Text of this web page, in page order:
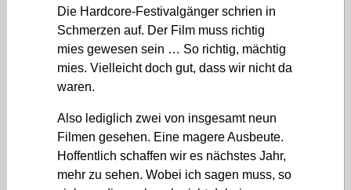
Die Hardcore-Festivalgänger schrien in
Schmerzen auf. Der Film muss richtig
mies gewesen sein … So richtig, mächtig
mies. Vielleicht doch gut, dass wir nicht da
waren.
Also lediglich zwei von insgesamt neun
Filmen gesehen. Eine magere Ausbeute.
Hoffentlich schaffen wir es nächstes Jahr,
mehr zu sehen. Wobei ich sagen muss, so